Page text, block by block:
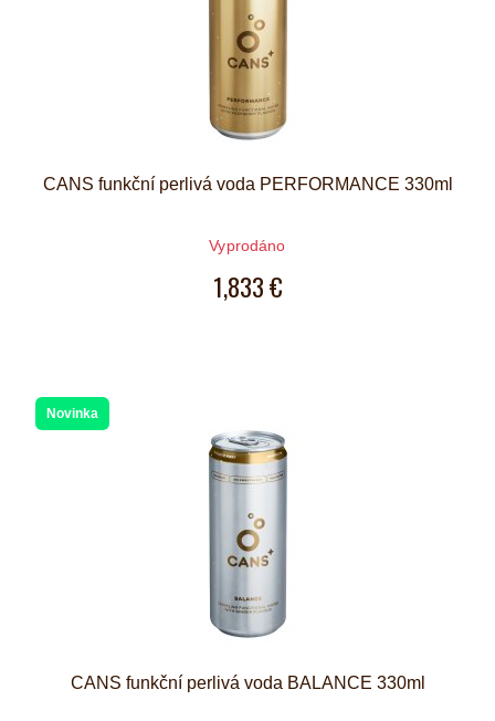
CANS funkční perlivá voda PERFORMANCE 330ml
Vyprodáno
1,833 €
Novinka
CANS funkční perlivá voda BALANCE 330ml